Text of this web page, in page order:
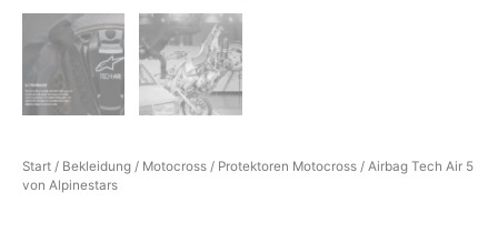
Start / Bekleidung / Motocross / Protektoren Motocross / Airbag Tech Air 5
von Alpinestars